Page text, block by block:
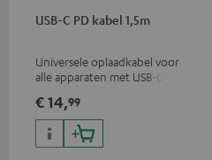
USB-C PD kabel 1,5m
Universele oplaadkabel voor
alle apparaten met USB-C
alle Teufel producten met
USB-C aansluiting
€ 14,99